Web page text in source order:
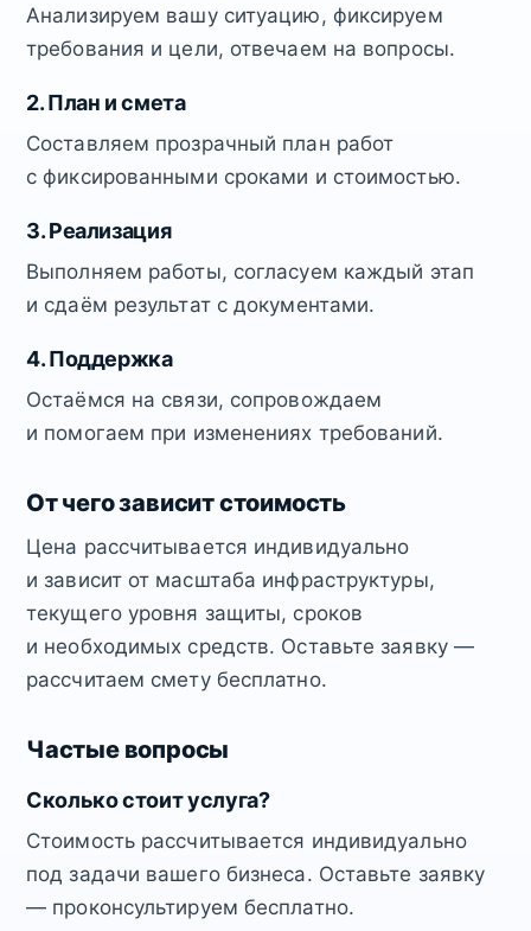
Анализируем вашу ситуацию, фиксируем
требования и цели, отвечаем на вопросы.
2. План и смета
Составляем прозрачный план работ
с фиксированными сроками и стоимостью.
3. Реализация
Выполняем работы, согласуем каждый этап
и сдаём результат с документами.
4. Поддержка
Остаёмся на связи, сопровождаем
и помогаем при изменениях требований.
От чего зависит стоимость
Цена рассчитывается индивидуально
и зависит от масштаба инфраструктуры,
текущего уровня защиты, сроков
и необходимых средств. Оставьте заявку —
рассчитаем смету бесплатно.
Частые вопросы
Сколько стоит услуга?
Стоимость рассчитывается индивидуально
под задачи вашего бизнеса. Оставьте заявку
— проконсультируем бесплатно.